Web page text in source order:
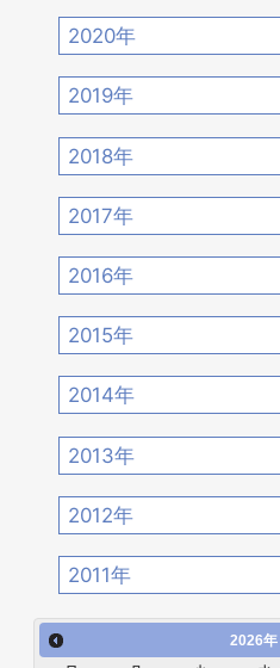
2022年10月 [16]
2022年8月 [20]
2022年6月 [17]
2022年4月 [15]
2022年2月 [12]
2021年12月 [18]
2021年10月 [17]
2021年6月 [17]
2021年4月 [16]
2021年2月 [14]
2020年
2020年12月 [21]
2020年10月 [21]
2020年8月 [18]
2020年6月 [21]
2020年4月 [12]
2020年2月 [18]
2019年
2019年12月 [14]
2019年10月 [12]
2019年8月 [18]
2019年6月 [18]
2019年4月 [16]
2019年2月 [12]
2018年
2018年12月 [20]
2018年10月 [20]
2018年8月 [15]
2018年6月 [18]
2018年4月 [21]
2018年2月 [25]
2017年
2017年12月 [28]
2017年10月 [21]
2017年8月 [31]
2017年6月 [25]
2017年4月 [26]
2017年2月 [23]
2016年
2016年12月 [21]
2016年10月 [26]
2016年6月 [27]
2016年4月 [32]
2016年2月 [25]
2015年
2015年12月 [30]
2015年10月 [26]
2015年8月 [31]
2015年6月 [29]
2015年4月 [26]
2015年2月 [22]
2014年
2014年12月 [28]
2014年10月 [29]
2014年8月 [24]
2014年6月 [28]
2014年4月 [32]
2013年
2013年12月 [27]
2013年10月 [28]
2013年8月 [26]
2013年6月 [28]
2012年
2012年12月 [30]
2012年10月 [12]
2012年8月 [12]
2011年
2011年12月 [1]
2026年